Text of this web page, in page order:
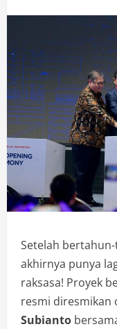
Setelah
akhirnya punya
raksasa! Proyek
resmi diresmikan
Subianto